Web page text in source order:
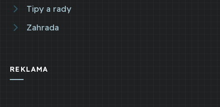
Tipy a rady
Zahrada
REKLAMA